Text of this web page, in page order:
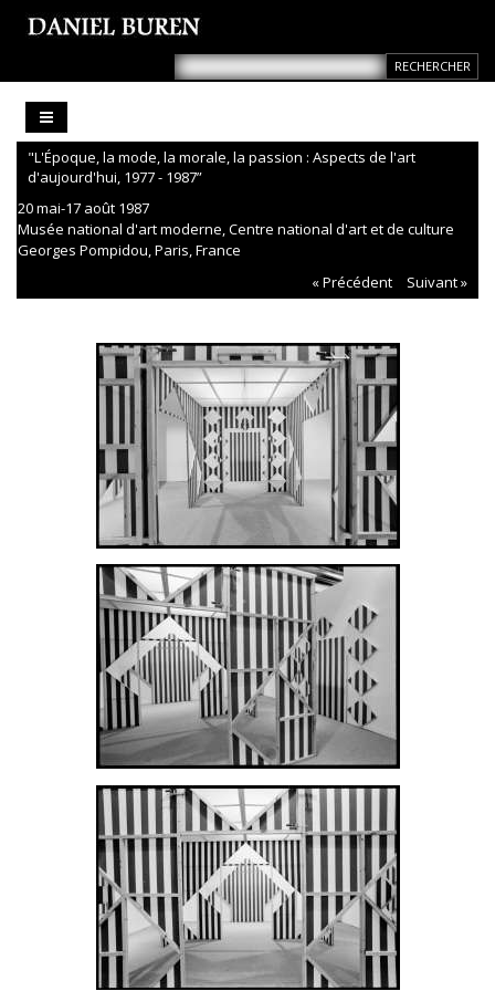
"L'Époque, la mode, la morale, la passion : Aspects de l'art
d'aujourd'hui, 1977 - 1987”
20 mai-17 août 1987
Musée national d'art moderne, Centre national d'art et de culture
Georges Pompidou, Paris, France
« Précédent
Suivant »